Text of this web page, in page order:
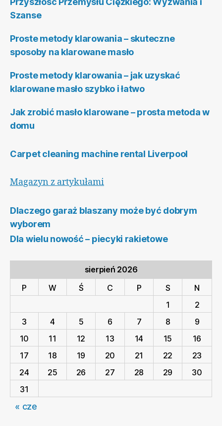
Szanse
Proste metody klarowania – skuteczne
sposoby na klarowane masło
Proste metody klarowania – jak uzyskać
klarowane masło szybko i łatwo
Jak zrobić masło klarowane – prosta metoda w
domu
Carpet cleaning machine rental Liverpool
Magazyn z artykułami
Dlaczego garaż blaszany może być dobrym
wyborem
Dla wielu nowość – piecyki rakietowe
sierpień 2026
P
W Ś C P S
N
1
2
3
4 5 6 7 8
9
10
11 12 13 14 15
16
17
18 19 20 21 22
23
24
25 26 27 28 29
30
31
« cze